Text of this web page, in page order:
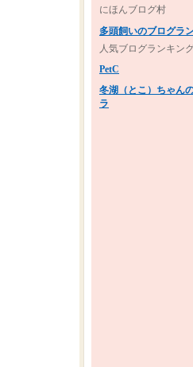
にほんブログ村
多頭飼いのブログラ
人気ブログランキン
PetC
冬湖（とこ）ちゃん
ラ